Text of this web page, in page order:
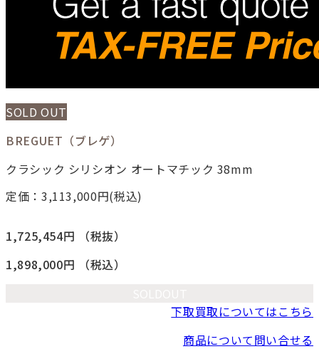
SOLD OUT
BREGUET（ブレゲ）
クラシック シリシオン オートマチック 38mm
定価：3,113,000円(税込)
1,725,454円
（税抜）
1,898,000円
（税込）
下取買取についてはこちら
商品について問い合せる